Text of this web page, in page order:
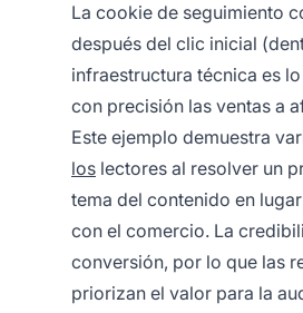
La cookie de seguimiento
después del clic inicial
infraestructura técnica es
con precisión las ventas a
Este ejemplo demuestra
los lectores al resolver un
tema del contenido en
con el comercio. La
conversión, por lo que las
priorizan el valor para la